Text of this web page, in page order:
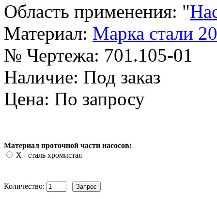
Область применения: "
Материал: Марка стали
№ Чертежа: 701.105-01
Наличие: Под заказ
Цена: По запросу
Материал проточной части насосов:
Х - сталь хромистая
Количество: